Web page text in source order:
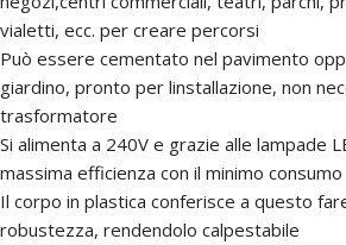
vialetti, ecc. per creare percorsi
Può essere cementato nel pavimento
giardino, pronto per linstallazione, non
trasformatore
Si alimenta a 240V e grazie alle lampade
massima efficienza con il minimo consumo
Il corpo in plastica conferisce a questo
robustezza, rendendolo calpestabile